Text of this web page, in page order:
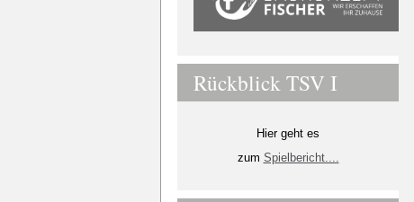
Rückblick TSV I
Hier geht es
zum Spielbericht....